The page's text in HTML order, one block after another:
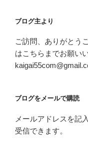
ブログ主より
ご訪問、ありがとう
はこちらまでお願い
ブログをメールで購読
メールアドレスを記
受信できます。